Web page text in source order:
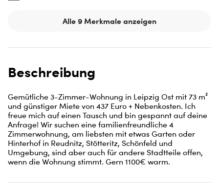
Alle 9 Merkmale anzeigen
Beschreibung
Gemütliche 3-Zimmer-Wohnung in Leipzig Ost mit 73 m²
und günstiger Miete von 437 Euro + Nebenkosten. Ich
freue mich auf einen Tausch und bin gespannt auf deine
Anfrage! Wir suchen eine familienfreundliche 4
Zimmerwohnung, am liebsten mit etwas Garten oder
Hinterhof in Reudnitz, Stötteritz, Schönfeld und
Umgebung, sind aber auch für andere Stadtteile offen,
wenn die Wohnung stimmt. Gern 1100€ warm.